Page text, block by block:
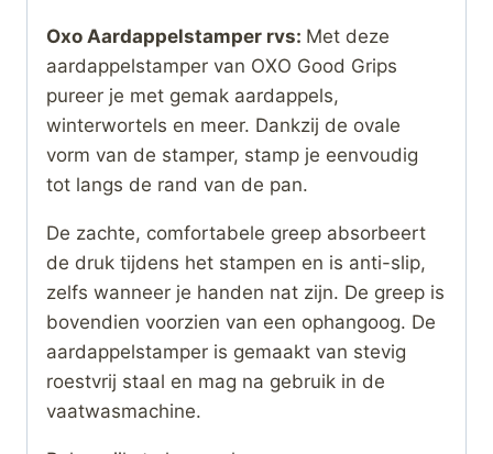
Oxo Aardappelstamper rvs: Met deze
aardappelstamper van OXO Good Grips
pureer je met gemak aardappels,
winterwortels en meer. Dankzij de ovale
vorm van de stamper, stamp je eenvoudig
tot langs de rand van de pan.
De zachte, comfortabele greep absorbeert
de druk tijdens het stampen en is anti-slip,
zelfs wanneer je handen nat zijn. De greep is
bovendien voorzien van een ophangoog. De
aardappelstamper is gemaakt van stevig
roestvrij staal en mag na gebruik in de
vaatwasmachine.